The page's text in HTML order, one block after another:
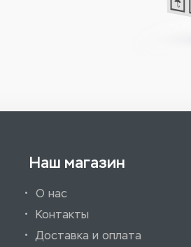
Наш магазин
О нас
Контакты
Доставка и оплата